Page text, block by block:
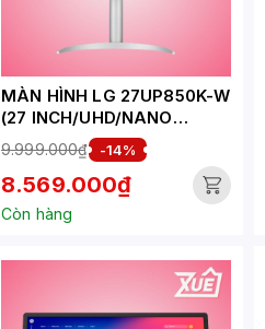
MÀN HÌNH LG 27UP850K-W
(27 INCH/UHD/NANO
IPS/60HZ/5MS/LOA)
9.999.000₫ -14%
8.569.000₫
Còn hàng